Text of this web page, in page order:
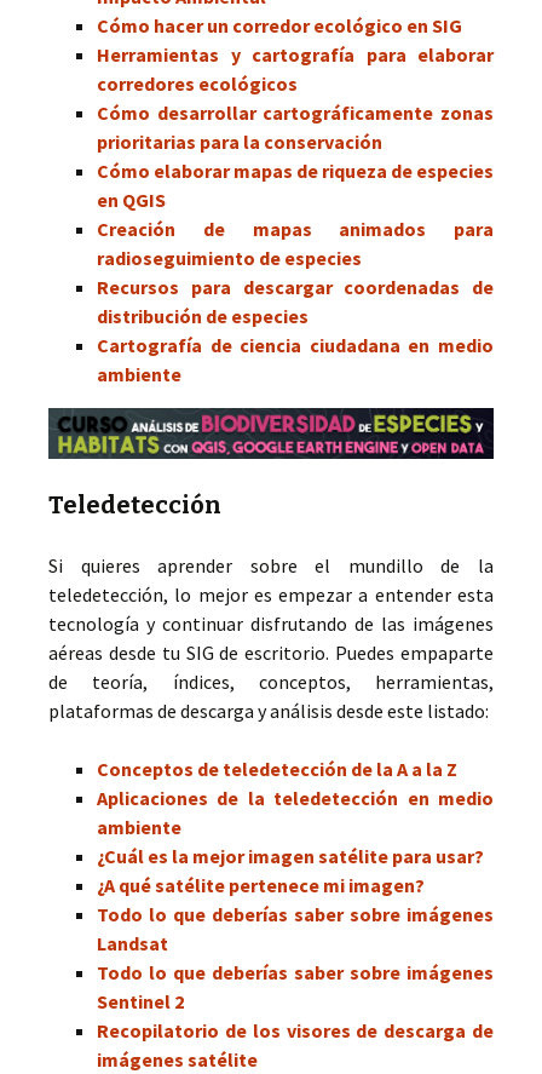
Cómo hacer un corredor ecológico en SIG
Herramientas y cartografía para elaborar
corredores ecológicos
Cómo desarrollar cartográficamente zonas
prioritarias para la conservación
Cómo elaborar mapas de riqueza de especies
en QGIS
Creación de mapas animados para
radioseguimiento de especies
Recursos para descargar coordenadas de
distribución de especies
Cartografía de ciencia ciudadana en medio
ambiente
Teledetección
Si quieres aprender sobre el mundillo de la
teledetección, lo mejor es empezar a entender esta
tecnología y continuar disfrutando de las imágenes
aéreas desde tu SIG de escritorio. Puedes empaparte
de teoría, índices, conceptos, herramientas,
plataformas de descarga y análisis desde este listado:
Conceptos de teledetección de la A a la Z
Aplicaciones de la teledetección en medio
ambiente
¿Cuál es la mejor imagen satélite para usar?
¿A qué satélite pertenece mi imagen?
Todo lo que deberías saber sobre imágenes
Landsat
Todo lo que deberías saber sobre imágenes
Sentinel 2
Recopilatorio de los visores de descarga de
imágenes satélite